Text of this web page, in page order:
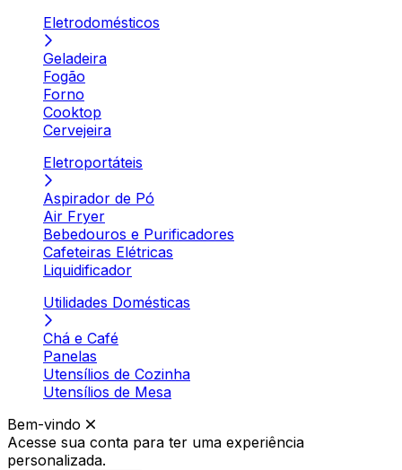
Eletrodomésticos
Geladeira
Fogão
Forno
Cooktop
Cervejeira
Eletroportáteis
Aspirador de Pó
Air Fryer
Bebedouros e Purificadores
Cafeteiras Elétricas
Liquidificador
Utilidades Domésticas
Chá e Café
Panelas
Utensílios de Cozinha
Utensílios de Mesa
Bem-vindo
Acesse sua conta para ter uma experiência
personalizada.